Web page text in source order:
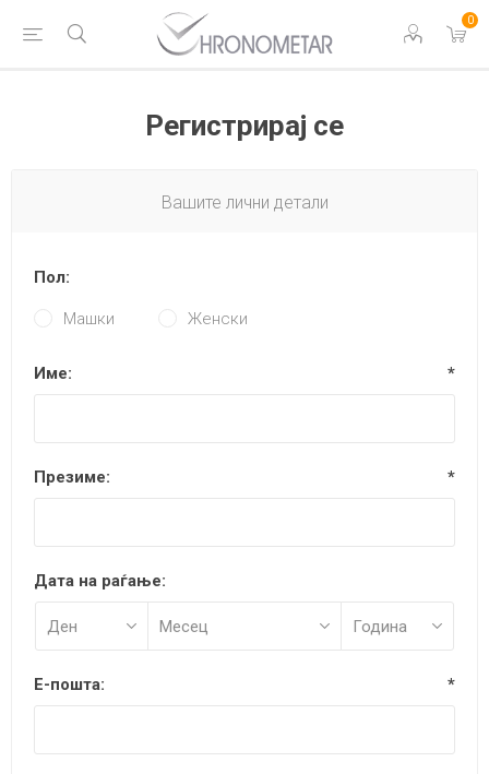
0
Регистрирај се
Вашите лични детали
Пол:
Машки Женски
Име: *
Презиме: *
Дата на раѓање:
Е-пошта: *